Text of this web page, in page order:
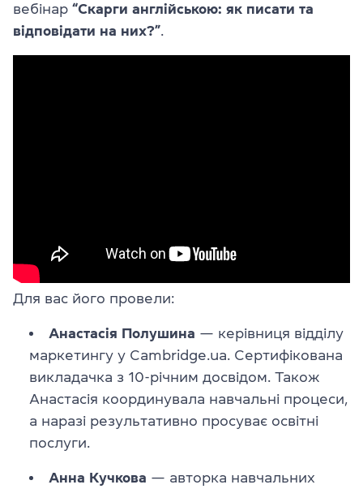
вебінар “Скарги англійською: як писати та
відповідати на них?”.
Для вас його провели:
Анастасія Полушина — керівниця відділу
маркетингу у Cambridge.ua. Сертифікована
викладачка з 10-річним досвідом. Також
Анастасія координувала навчальні процеси,
а наразі результативно просуває освітні
послуги.
Анна Кучкова — авторка навчальних